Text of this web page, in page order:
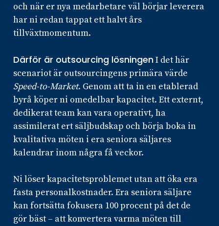
och när er nya medarbetare väl börjar leverera
har ni redan tappat ett halvt års
tillväxtmomentum.
Därför är outsourcing lösningenI det här
scenariot är outsourcingens primära värde
Speed-to-Market. Genom att ta in en etablerad
byrå köper ni omedelbar kapacitet. Ett externt,
dedikerat team kan vara operativt, ha
assimilerat ert säljbudskap och börja boka in
kvalitativa möten i era seniora säljares
kalendrar inom några få veckor.
Ni löser kapacitetsproblemet utan att öka era
fasta personalkostnader. Era seniora säljare
kan fortsätta fokusera 100 procent på det de
gör bäst – att konvertera varma möten till